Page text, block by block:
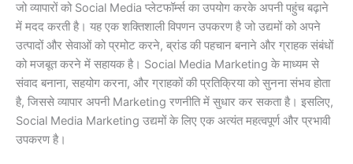
जो व्यापारों को Social Media प्लेटफॉर्म्स का उपयोग करके अपनी पहुंच बढ़ाने
में मदद करती है। यह एक शक्तिशाली विपणन उपकरण है जो उद्यमों को अपने
उत्पादों और सेवाओं को प्रमोट करने, ब्रांड की पहचान बनाने और ग्राहक संबंधों
को मजबूत करने में सहायक है। Social Media Marketing के माध्यम से
संवाद बनाना, सहयोग करना, और ग्राहकों की प्रतिक्रिया को सुनना संभव होता
है, जिससे व्यापार अपनी Marketing रणनीति में सुधार कर सकता है। इसलिए,
Social Media Marketing उद्यमों के लिए एक अत्यंत महत्वपूर्ण और प्रभावी
उपकरण है।